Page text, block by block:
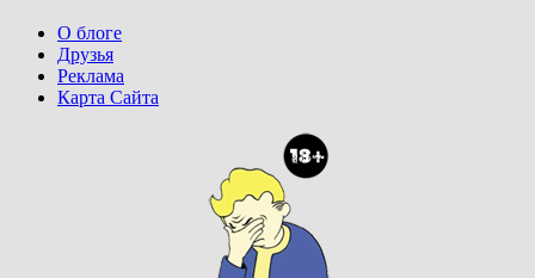
О блоге
Друзья
Реклама
Карта Сайта